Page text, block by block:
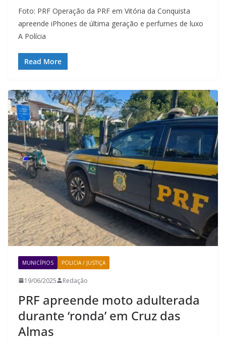
Foto: PRF Operação da PRF em Vitória da Conquista
apreende iPhones de última geração e perfumes de luxo
A Polícia
Read More
MUNICÍPIOS POLICIA / JUSTIÇA
19/06/2025 Redação
PRF apreende moto adulterada
durante ‘ronda’ em Cruz das
Almas